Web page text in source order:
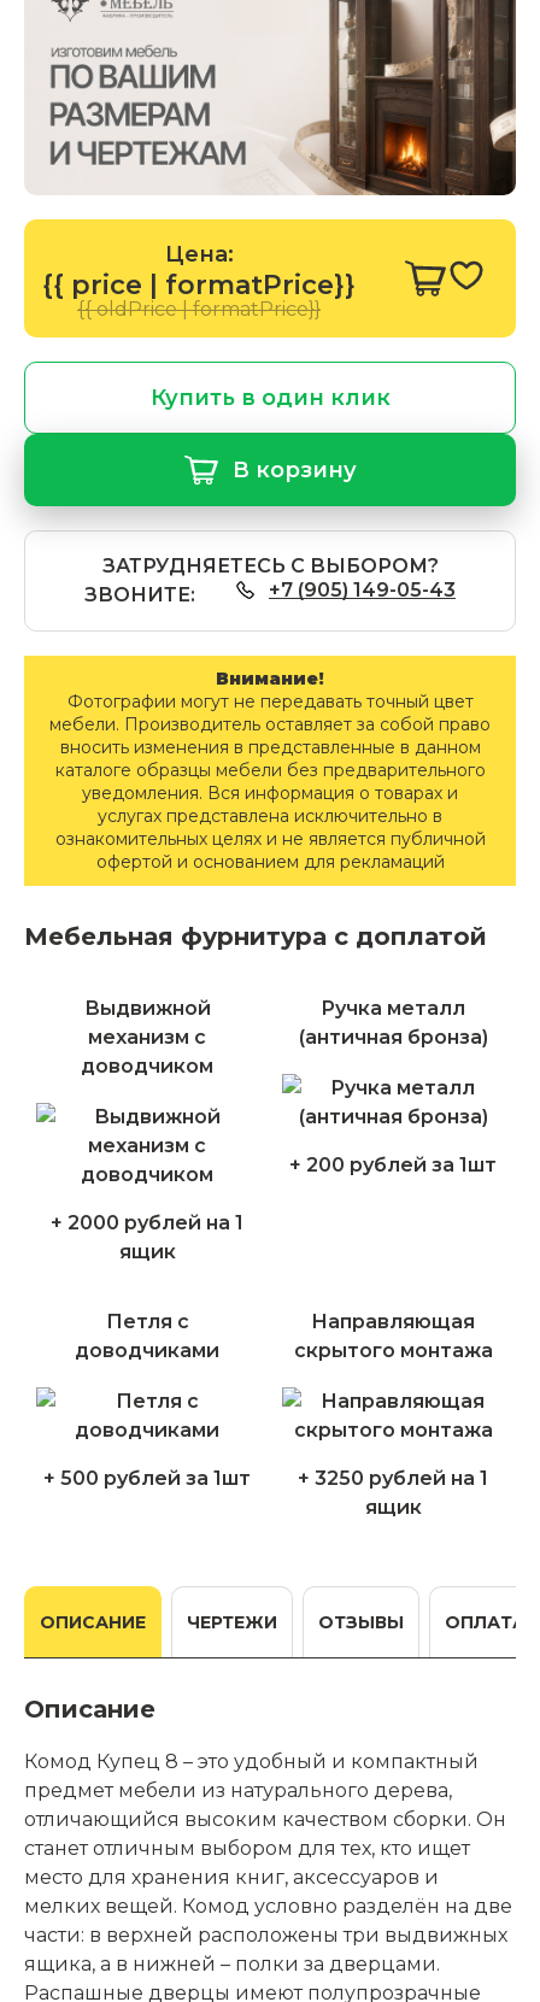
Цена:
{{ price | formatPrice}}
{{ oldPrice | formatPrice}}
Купить в один клик
В корзину
ЗАТРУДНЯЕТЕСЬ С ВЫБОРОМ?
ЗВОНИТЕ:
+7 (905) 149-05-43
Внимание!
Фотографии могут не передавать точный цвет
мебели. Производитель оставляет за собой право
вносить изменения в представленные в данном
каталоге образцы мебели без предварительного
уведомления. Вся информация о товарах и
услугах представлена исключительно в
ознакомительных целях и не является публичной
офертой и основанием для рекламаций
Мебельная фурнитура с доплатой
Выдвижной
механизм с
доводчиком
+ 2000 рублей на 1
ящик
Ручка металл
(античная бронза)
+ 200 рублей за 1шт
Петля с
доводчиками
+ 500 рублей за 1шт
Направляющая
скрытого монтажа
+ 3250 рублей на 1
ящик
ОПИСАНИЕ ЧЕРТЕЖИ ОТЗЫВЫ ОПЛАТА
Описание
Комод Купец 8 – это удобный и компактный
предмет мебели из натурального дерева,
отличающийся высоким качеством сборки. Он
станет отличным выбором для тех, кто ищет
место для хранения книг, аксессуаров и
мелких вещей. Комод условно разделён на две
части: в верхней расположены три выдвижных
ящика, а в нижней – полки за дверцами.
Распашные дверцы имеют полупрозрачные